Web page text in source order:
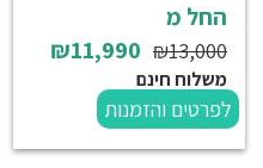
החל מ
₪11,990 ₪13,000
משלוח חינם
לפרטים והזמנות